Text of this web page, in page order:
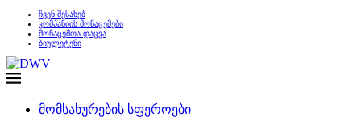
ჩვენ შესახებ
კომპანიის მონაცემები
მონაცემთა დაცვა
ბიულეტენი
მომსახურების სფეროები